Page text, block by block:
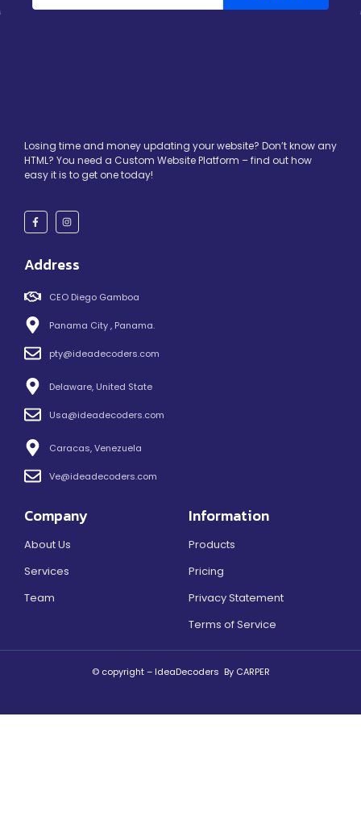
Losing time and money updating your website? Don’t know any
HTML? You need a Custom Website Platform – find out how
easy it is to get one today!
Address
CEO Diego Gamboa
Panama City , Panama.
pty@ideadecoders.com
Delaware, United State
Usa@ideadecoders.com
Caracas, Venezuela
Ve@ideadecoders.com
Company
About Us
Services
Team
Information
Products
Pricing
Privacy Statement
Terms of Service
© copyright – IdeaDecoders By CARPER